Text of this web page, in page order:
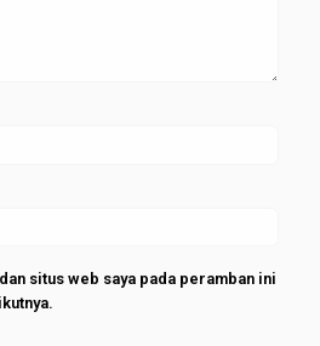
situs web saya pada peramban ini